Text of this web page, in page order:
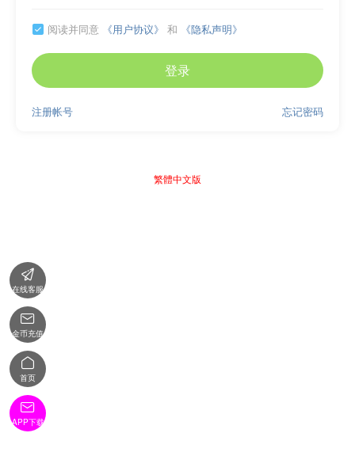
 阅读并同意 《用户协议》 和 《隐私声明》
登录
忘记密码
注册帐号
繁體中文版

在线客服

金币充值

首页

APP下载